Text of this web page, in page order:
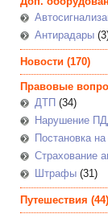
Антирадары
Новости (170)
Правовые
ДТП (34)
Нарушение
Постановка на
Страхование
Штрафы (31)
Путешествия (44)